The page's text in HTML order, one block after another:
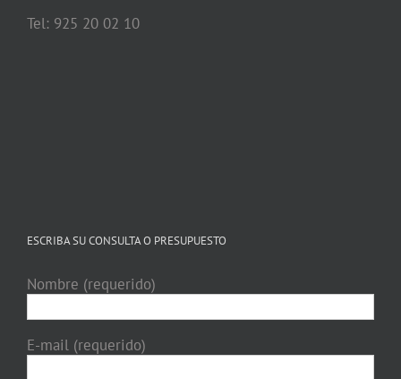
Tel: 925 20 02 10
ESCRIBA SU CONSULTA O PRESUPUESTO
Nombre (requerido)
E-mail (requerido)